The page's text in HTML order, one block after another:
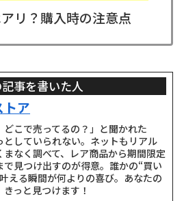
リ？購入時の注意点
記事を書いた人
トア
どこで売ってるの？」と聞かれた
としていられない。ネットもリアル
まなく調べて、レア商品から期間限定
で見つけ出すのが得意。誰かの“買い
える瞬間が何よりの喜び。あなたの
っと見つけます！